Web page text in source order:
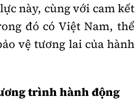
này, cùng với cam kết
đó có Việt Nam, thể
vệ tương lai của hành
trình hành động